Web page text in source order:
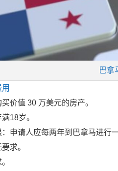
巴拿
价值 30 万美元的房产。
18岁。
申请人应每两年到巴拿马进行
求。